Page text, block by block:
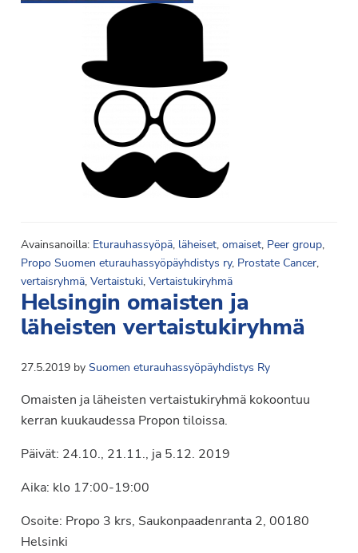
Avainsanoilla: Eturauhassyöpä, läheiset, omaiset, Peer group,
Propo Suomen eturauhassyöpäyhdistys ry, Prostate Cancer,
vertaisryhmä, Vertaistuki, Vertaistukiryhmä
Helsingin omaisten ja
läheisten vertaistukiryhmä
27.5.2019by Suomen eturauhassyöpäyhdistys Ry
Omaisten ja läheisten vertaistukiryhmä kokoontuu
kerran kuukaudessa Propon tiloissa.
Päivät: 24.10., 21.11., ja 5.12. 2019
Aika: klo 17:00-19:00
Osoite: Propo 3 krs, Saukonpaadenranta 2, 00180
Helsinki